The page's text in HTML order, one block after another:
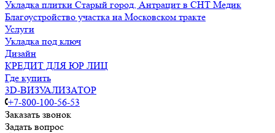
Укладка плитки Старый город, Антрацит в СНТ Медик
Благоустройство участка на Московском тракте
Услуги
Укладка под ключ
Дизайн
КРЕДИТ ДЛЯ ЮР ЛИЦ
Где купить
3D-ВИЗУАЛИЗАТОР
+7-800-100-56-53
Заказать звонок
Задать вопрос